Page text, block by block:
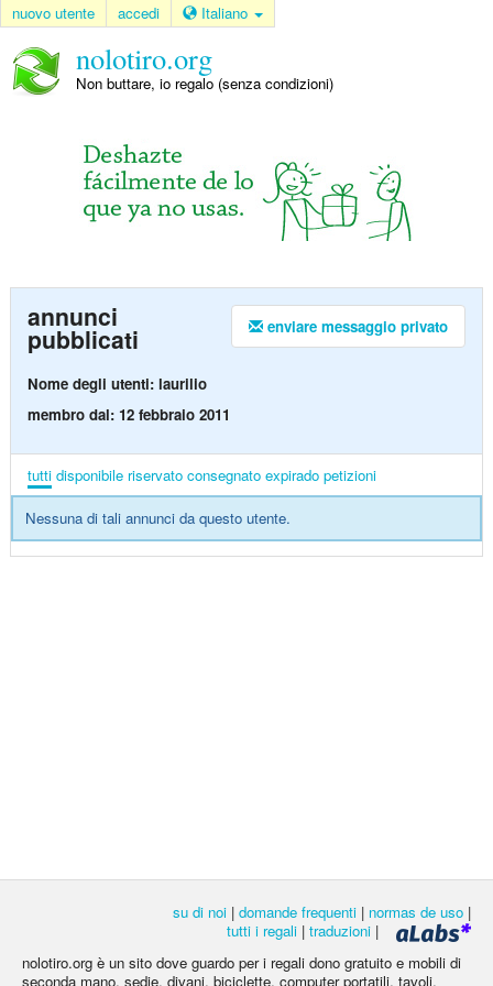
nuovo utente accedi Italiano
nolotiro.org
Non buttare, io regalo (senza condizioni)
enviare messaggio privato
annunci
pubblicati
Nome degli utenti: laurilio
membro dal: 12 febbraio 2011
tutti disponibile riservato consegnato expirado petizioni
Nessuna di tali annunci da questo utente.
su di noi | domande frequenti | normas de uso |
tutti i regali | traduzioni |
nolotiro.org è un sito dove guardo per i regali dono gratuito e mobili di
seconda mano, sedie, divani, biciclette, computer portatili, tavoli,